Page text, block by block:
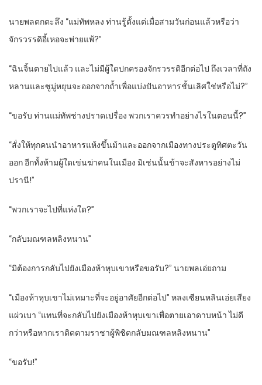
นายพลตกตะลึง “แม่ทัพหลง ท่านรู้ตั้งแต่เมื่อสามวันก่อนแล้วหรือว่า
จักรวรรดิอี้เหอจะพ่ายแพ้?”
“ฉินจิ้นตายไปแล้ว และไม่มีผู้ใดปกครองจักรวรรดิอีกต่อไป ถึงเวลาที่ถัง
หลานและซูมู่หยุนจะออกจากถ้ำเพื่อแบ่งปันอาหารชั้นเลิศใช่หรือไม่?”
“ขอรับ ท่านแม่ทัพช่างปราดเปรื่อง พวกเราควรทำอย่างไรในตอนนี้?”
“สั่งให้ทุกคนนำอาหารแห้งขึ้นม้าและออกจากเมืองทางประตูทิศตะวัน
ออก อีกทั้งห้ามผู้ใดเข่นฆ่าคนในเมือง มิเช่นนั้นข้าจะสังหารอย่างไม่
ปรานี!”
“พวกเราจะไปที่แห่งใด?”
“กลับมณฑลหลิงหนาน”
“มิต้องการกลับไปยังเมืองห้าหุบเขาหรือขอรับ?” นายพลเอ่ยถาม
“เมืองห้าหุบเขาไม่เหมาะที่จะอยู่อาศัยอีกต่อไป” หลงเซียนหลินเอ่ยเสียง
แผ่วเบา “แทนที่จะกลับไปยังเมืองห้าหุบเขาเพื่อตายเอาดาบหน้า ไม่ดี
กว่าหรือหากเราติดตามราชาผู้พิชิตกลับมณฑลหลิงหนาน”
“ขอรับ!”